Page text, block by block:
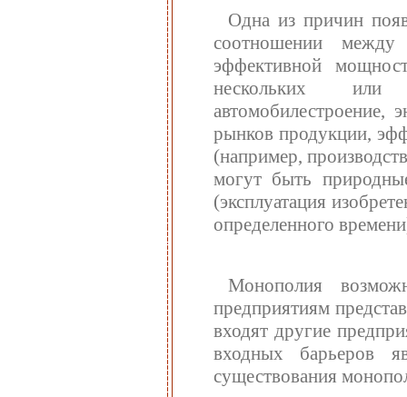
Одна из причин
соотношении
эффективной
нескольких или
автомобилестроение,
рынков продукции,
(например,
могут быть
(эксплуатация
определенного
Монополия
предприятиям
входят другие
входных барьеров
существования